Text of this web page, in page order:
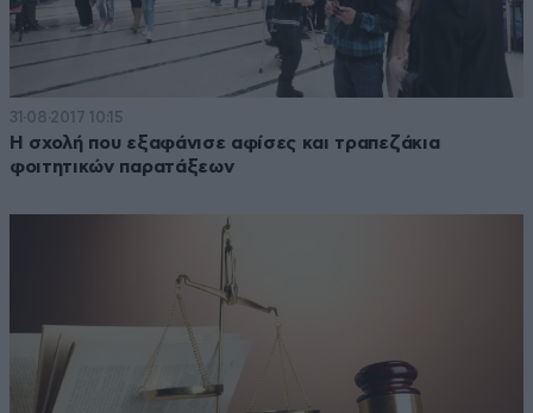
31·08·2017 10:15
Η σχολή που εξαφάνισε αφίσες και τραπεζάκια
φοιτητικών παρατάξεων